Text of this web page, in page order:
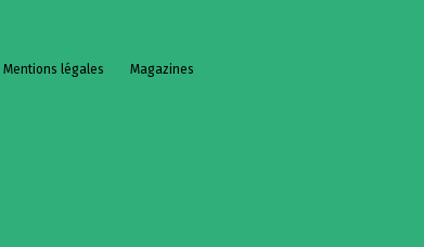
Mentions légales Magazines